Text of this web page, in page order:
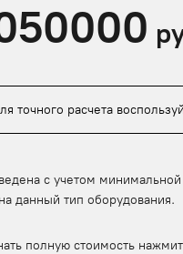
точного расчета
с учетом
данный тип оборудования.
полную стоимость